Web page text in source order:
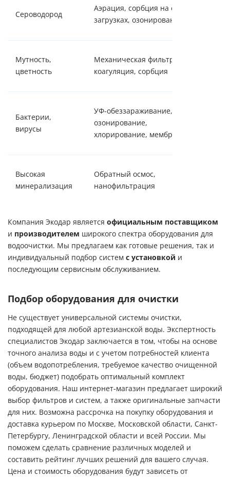
Сероводород
Аэрация, сорбция на спец.
загрузках, озонирование
Мутность,
цветность
Механическая фильтрация,
коагуляция, сорбция
Бактерии,
вирусы
УФ-обеззараживание,
озонирование,
хлорирование, мембраны
Высокая
минерализация
Обратный осмос,
нанофильтрация
Компания Экодар является официальным поставщиком
и производителем широкого спектра оборудования для
водоочистки. Мы предлагаем как готовые решения, так и
индивидуальный подбор систем с установкой и
последующим сервисным обслуживанием.
Подбор оборудования для очистки
Не существует универсальной системы очистки,
подходящей для любой артезианской воды. Экспертность
специалистов Экодар заключается в том, чтобы на основе
точного анализа воды и с учетом потребностей клиента
(объем водопотребления, требуемое качество очищенной
воды, бюджет) подобрать оптимальный комплект
оборудования. Наш интернет-магазин предлагает широкий
выбор фильтров и систем, а также оригинальные запчасти
для них. Возможна рассрочка на покупку оборудования и
доставка курьером по Москве, Московской области, Санкт-
Петербургу, Ленинградской области и всей России. Мы
поможем сделать сравнение различных моделей и
составить рейтинг лучших решений для вашего случая.
Цена и стоимость оборудования будут зависеть от